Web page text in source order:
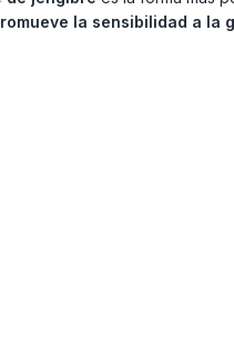
la sensibilidad a la